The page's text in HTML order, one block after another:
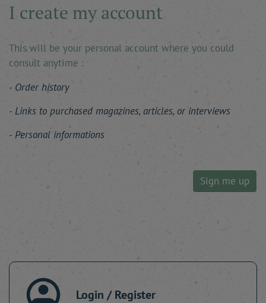
I create my account
This will be your personal account where you could
consult anytime :
Order history
Links to purchased magazines, articles, or interviews
Personal informations
Sign me up
Login / Register